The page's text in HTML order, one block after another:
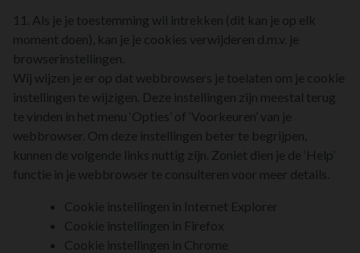
11. Als je je toestemming wil intrekken (dit kan je op elk
moment doen), kan je je cookies verwijderen d.m.v. je
browserinstellingen.
Wij wijzen je er op dat webbrowsers je toelaten om je cookie
instellingen te wijzigen. Deze instellingen zijn meestal terug
te vinden in het menu ‘Opties’ of ‘Voorkeuren’ van je
webbrowser. Om deze instellingen beter te begrijpen,
kunnen de volgende links nuttig zijn. Zoniet dien je de ‘Help’
functie in je webbrowser te consulteren voor meer details.
Cookie instellingen in Internet Explorer
Cookie instellingen in Firefox
Cookie instellingen in Chrome